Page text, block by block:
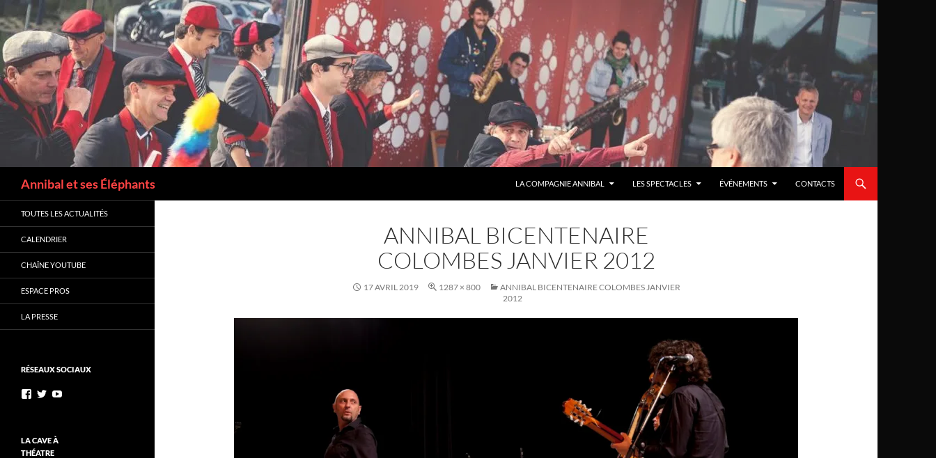
Annibal et ses Éléphants
LA COMPAGNIE ANNIBAL
LES SPECTACLES ÉVÉNEMENTS CONTACTS
ANNIBAL BICENTENAIRE
COLOMBES JANVIER 2012
17 AVRIL 2019 1287 × 800
ANNIBAL BICENTENAIRE COLOMBES JANVIER
2012
TOUTES LES ACTUALITÉS
CALENDRIER
CHAÎNE YOUTUBE
ESPACE PROS
LA PRESSE
RÉSEAUX SOCIAUX
Voir
AnnibalEtSesElephants
sur
Voir
annibal_lacave
sur
LA CAVE À
THÉATRE